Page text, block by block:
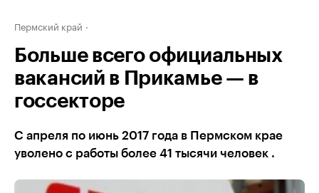
Пермский край
Больше всего официальных
вакансий в Прикамье — в
госсекторе
С апреля по июнь 2017 года в Пермском крае
уволено с работы более 41 тысячи человек .